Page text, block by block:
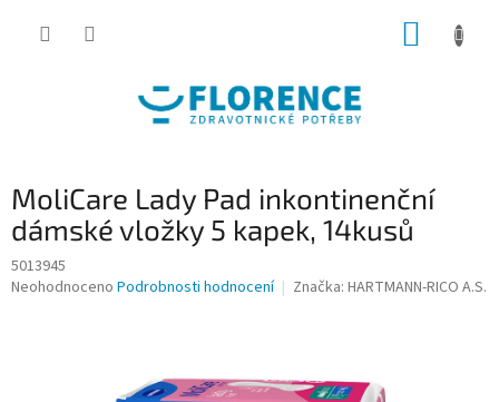
MoliCare Lady Pad inkontinenční
dámské vložky 5 kapek, 14kusů
5013945
Průměrné
Neohodnoceno Podrobnosti hodnocení Značka: HARTMANN-RICO A.S.